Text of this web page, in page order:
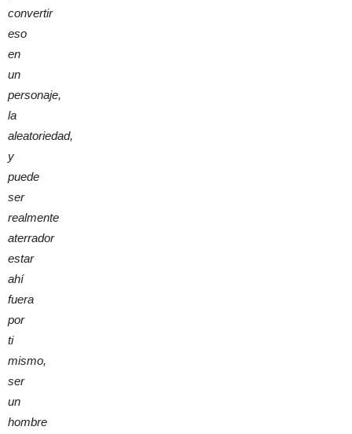
convertir
eso
en
un
personaje,
la
aleatoriedad,
y
puede
ser
realmente
aterrador
estar
ahí
fuera
por
ti
mismo,
ser
un
hombre